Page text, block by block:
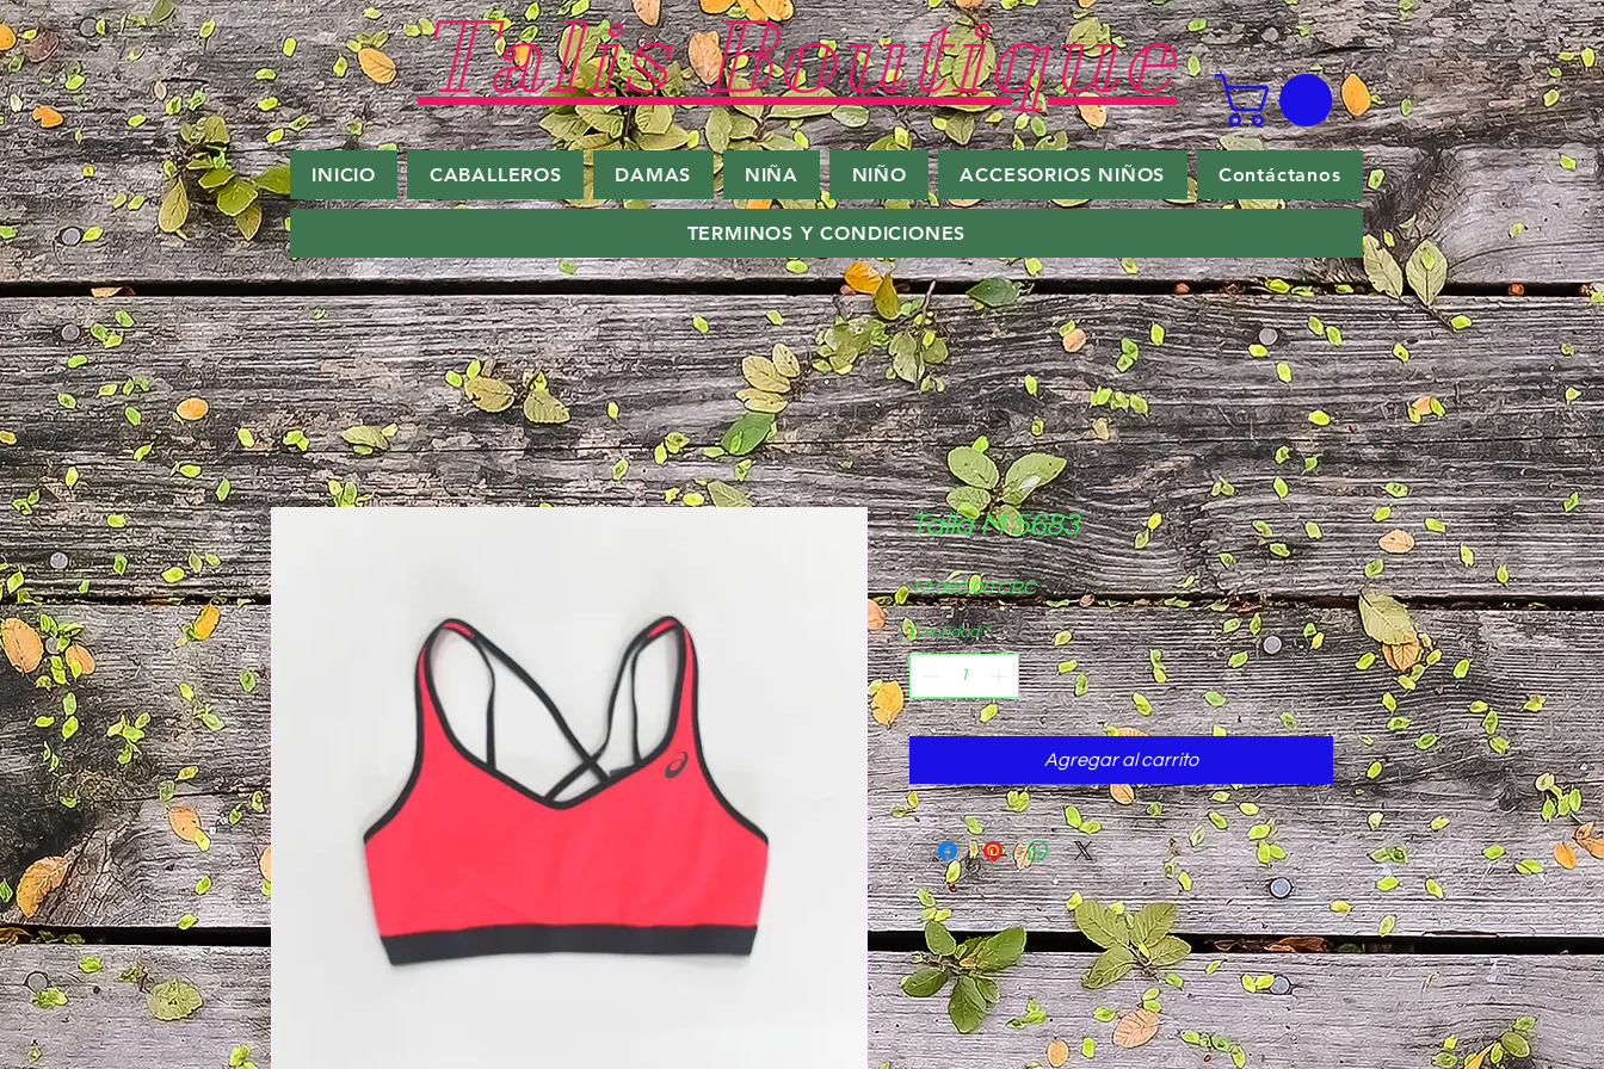
Talis Boutique
INICIO CABALLEROS DAMAS NIÑA NIÑO ACCESORIOS NIÑOS Contáctanos
TERMINOS Y CONDICIONES
Talla M 5683
12.000,00 CRCPrecio
Cantidad *
Agregar al carrito